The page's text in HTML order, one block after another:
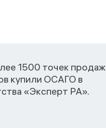
1500 точек продаж
купили ОСАГО в
«Эксперт РА».